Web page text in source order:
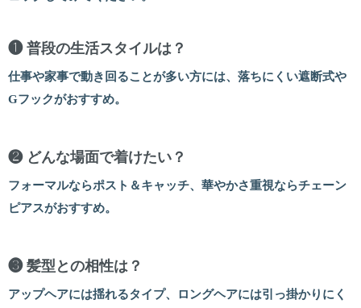
❶ 普段の生活スタイルは？
仕事や家事で動き回ることが多い方には、落ちにくい遮断式や
Gフックがおすすめ。
❷ どんな場面で着けたい？
フォーマルならポスト＆キャッチ、華やかさ重視ならチェーン
ピアスがおすすめ。
❸ 髪型との相性は？
アップヘアには揺れるタイプ、ロングヘアには引っ掛かりにく